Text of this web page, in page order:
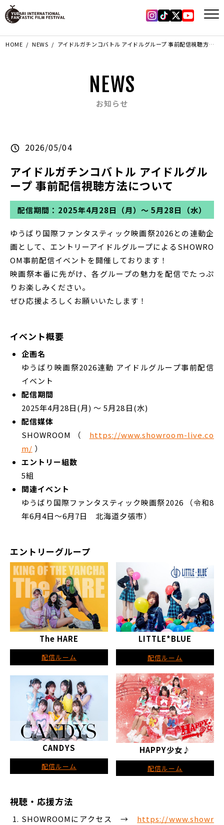
Instagram
Tiktok
X
HOME NEWS アイドルガチンコバトル アイドルグループ 事前配信視聴方法について
NEWS
お知らせ
2026/05/04
アイドルガチンコバトル アイドルグル
ープ 事前配信視聴方法について
配信期間：2025年4月28日（月）〜 5月28日（水）
ゆうばり国際ファンタスティック映画祭2026との連動企
画として、エントリーアイドルグループによるSHOWRO
OM事前配信イベントを開催しております！
映画祭本番に先がけ、各グループの魅力を配信でたっぷ
りお楽しみください。
ぜひ応援よろしくお願いいたします！
イベント概要
企画名
ゆうばり映画祭2026連動 アイドルグループ事前配信
イベント
配信期間
2025年4月28日(月) ～ 5月28日(水)
配信媒体
SHOWROOM（ https://www.showroom-live.co
m/ ）
エントリー組数
5組
関連イベント
ゆうばり国際ファンタスティック映画祭2026 （令和8
年6月4日〜6月7日 北海道夕張市）
エントリーグループ
The HARE
配信ルーム
LITTLE*BLUE
配信ルーム
CANDYS
配信ルーム
HAPPY少女♪
配信ルーム
視聴・応援方法
SHOWROOMにアクセス → https://www.showr